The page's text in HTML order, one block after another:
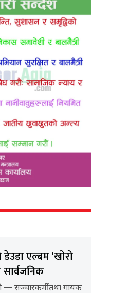
डेउडा एल्बम ‘खोरो
— सञ्चारकर्मी तथा गायक